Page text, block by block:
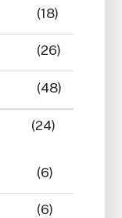
(18)
(26)
(48)
(24)
(6)
(6)